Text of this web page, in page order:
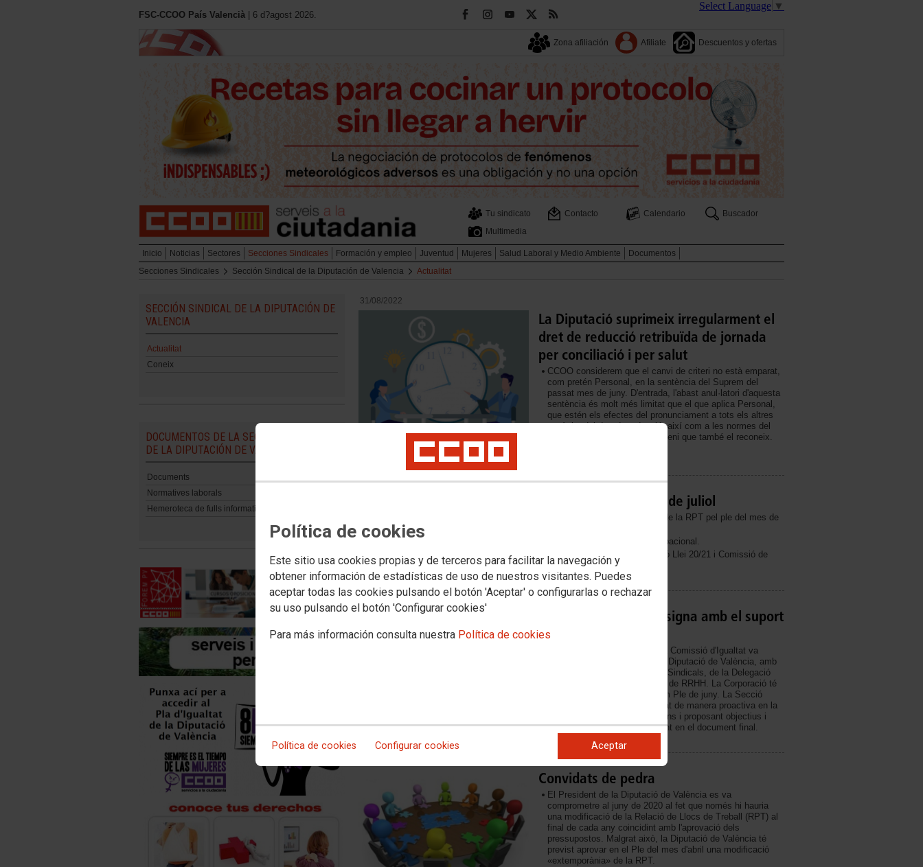
Política de cookies
Este sitio usa cookies propias y de terceros para facilitar la navegación y
obtener información de estadísticas de uso de nuestros visitantes. Puedes
aceptar todas las cookies pulsando el botón 'Aceptar' o configurarlas o rechazar
su uso pulsando el botón 'Configurar cookies'
Para más información consulta nuestra Política de cookies
Política de cookies Configurar cookies Aceptar
FSC-CCOO País Valencià | 6 d?agost 2026.
Select Language ▼
Zona afiliación Afiliate Descuentos y ofertas
Tu sindicato Contacto Calendario
Buscador
Multimedia
Inicio Noticias Sectores Secciones Sindicales Formación y empleo Juventud Mujeres Salud Laboral y Medio Ambiente
Documentos
Secciones Sindicales
Sección Sindical de la Diputación de Valencia Actualitat
SECCIÓN SINDICAL DE LA DIPUTACIÓN DE
VALENCIA
Actualitat
Coneix
DOCUMENTOS DE LA SECCIÓN SINDICAL
DE LA DIPUTACIÓN DE VALENCIA
Documents
Normatives laborals
Hemeroteca de fulls informatius
31/08/2022
La Diputació suprimeix irregularment el
dret de reducció retribuïda de jornada
per conciliació i per salut
CCOO considerem que el canvi de criteri no està emparat,
com pretén Personal, en la sentència del Suprem del
passat mes de juny. D'entrada, l'abast anul·latori d'aquesta
sentència és molt més limitat que el que aplica Personal,
que estén els efectes del pronunciament a tots els altres
supòsits del dret de reducció, així com a les normes del
nostre Acord i del nostre Conveni que també el reconeix.
19/07/2022
Últimes informacions de juliol
De nou una altra modificació de la RPT pel ple del mes de
Transferència del Centre Ocupacional.
Esborrany bases estabilització Llei 20/21 i Comissió de
seguiment del teletreball
10/06/2022
El II Pla d'Igualtat se signa amb el suport
de CCOO
Divendres passat 3 de juny, la Comissió d'Igualtat va
signar el II Pla d'Igualtat de la Diputació de València, amb
la participació de les Centrals Sindicals, de la Delegació
d'Igualtat i de la representació de RRHH. La Corporació té
previst aprovar-ho en el pròxim Ple de juny. La Secció
Sindical de CCOO ha participat de manera proactiva en la
seua elaboració fent aportacions i proposant objectius i
accions que s'han anat recollint en el document final.
Convidats de pedra
El President de la Diputació de València es va
comprometre al juny de 2020 al fet que només hi hauria
una modificació de la Relació de Llocs de Treball (RPT) al
final de cada any coincidint amb l'aprovació dels
pressupostos. Malgrat això, la Diputació de València té
previst aprovar en el Ple del mes d'abril una modificació
«extemporània» de la RPT.